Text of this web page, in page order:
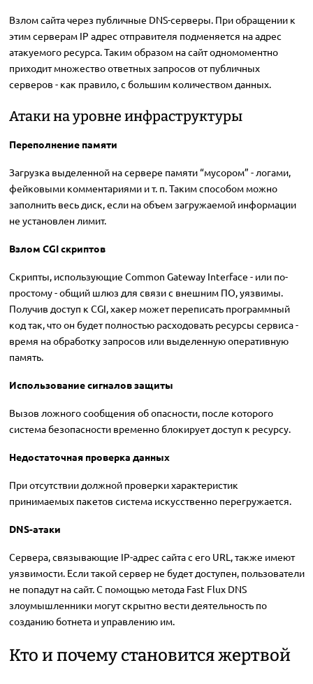
Взлом сайта через публичные DNS-серверы. При обращении к
этим серверам IP адрес отправителя подменяется на адрес
атакуемого ресурса. Таким образом на сайт одномоментно
приходит множество ответных запросов от публичных
серверов - как правило, с большим количеством данных.
Атаки на уровне инфраструктуры
Переполнение памяти
Загрузка выделенной на сервере памяти “мусором” - логами,
фейковыми комментариями и т. п. Таким способом можно
заполнить весь диск, если на объем загружаемой информации
не установлен лимит.
Взлом CGI скриптов
Скрипты, использующие Common Gateway Interface - или по-
простому - общий шлюз для связи с внешним ПО, уязвимы.
Получив доступ к CGI, хакер может переписать программный
код так, что он будет полностью расходовать ресурсы сервиса -
время на обработку запросов или выделенную оперативную
память.
Использование сигналов защиты
Вызов ложного сообщения об опасности, после которого
система безопасности временно блокирует доступ к ресурсу.
Недостаточная проверка данных
При отсутствии должной проверки характеристик
принимаемых пакетов система искусственно перегружается.
DNS-атаки
Сервера, связывающие IP-адрес сайта с его URL, также имеют
уязвимости. Если такой сервер не будет доступен, пользователи
не попадут на сайт. С помощью метода Fast Flux DNS
злоумышленники могут скрытно вести деятельность по
созданию ботнета и управлению им.
Кто и почему становится жертвой